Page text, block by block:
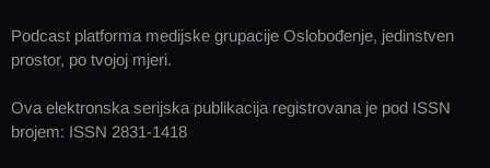
Podcast platforma medijske grupacije Oslobođenje, jedinstven
prostor, po tvojoj mjeri.
Ova elektronska serijska publikacija registrovana je pod ISSN
brojem: ISSN 2831-1418